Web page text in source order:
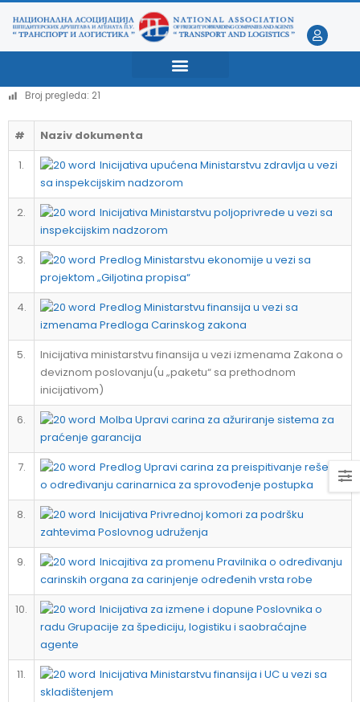
Broj pregleda: 21
#
Naziv dokumenta
1.
Inicijativa upućena Ministarstvu zdravlja u vezi
sa inspekcijskim nadzorom
2.
Inicijativa Ministarstvu poljoprivrede u vezi sa
inspekcijskim nadzorom
3.
Predlog Ministarstvu ekonomije u vezi sa
projektom „Giljotina propisa“
4.
Predlog Ministarstvu finansija u vezi sa
izmenama Predloga Carinskog zakona
5.
Inicijativa ministarstvu finansija u vezi izmenama Zakona o
deviznom poslovanju(u „paketu“ sa prethodnom
inicijativom)
6.
Molba Upravi carina za ažuriranje sistema za
praćenje garancija
7.
Predlog Upravi carina za preispitivanje rešenja
o određivanju carinarnica za sprovođenje postupka
8.
Inicijativa Privrednoj komori za podršku
zahtevima Poslovnog udruženja
9.
Inicajitiva za promenu Pravilnika o određivanju
carinskih organa za carinjenje određenih vrsta robe
10.
Inicijativa za izmene i dopune Poslovnika o
radu Grupacije za špediciju, logistiku i saobraćajne
agente
11.
Inicijativa Ministarstvu finansija i UC u vezi sa
skladištenjem
UC – 07.07.2026.
obuka za spoljnotrgovinsko
obuka za carinske zastupnike
UC – 01.07.2026.
UC – 30.06.2026.
Novi raspisi UC – 03.08.2026.
Novi raspisi UC – 30.07.2026.
Nove članice nacionalne
Novi raspisi UC – 18.07.2026.